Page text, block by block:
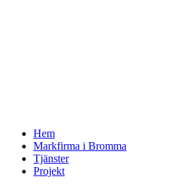
Hem
Markfirma i Bromma
Tjänster
Projekt